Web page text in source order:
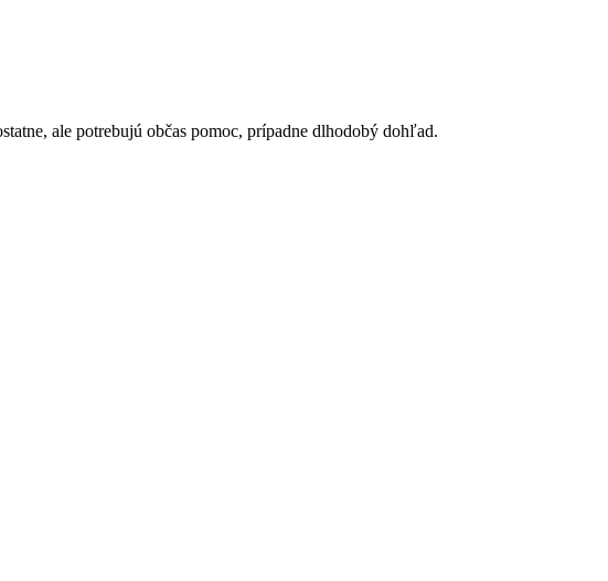
ale potrebujú občas pomoc, prípadne dlhodobý dohľad.